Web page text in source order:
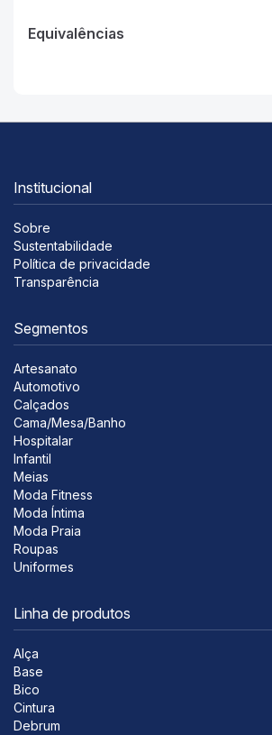
Equivalências
Institucional
Sobre
Sustentabilidade
Política de privacidade
Transparência
Segmentos
Artesanato
Automotivo
Calçados
Cama/Mesa/Banho
Hospitalar
Infantil
Meias
Moda Fitness
Moda Íntima
Moda Praia
Roupas
Uniformes
Linha de produtos
Alça
Base
Bico
Cintura
Debrum